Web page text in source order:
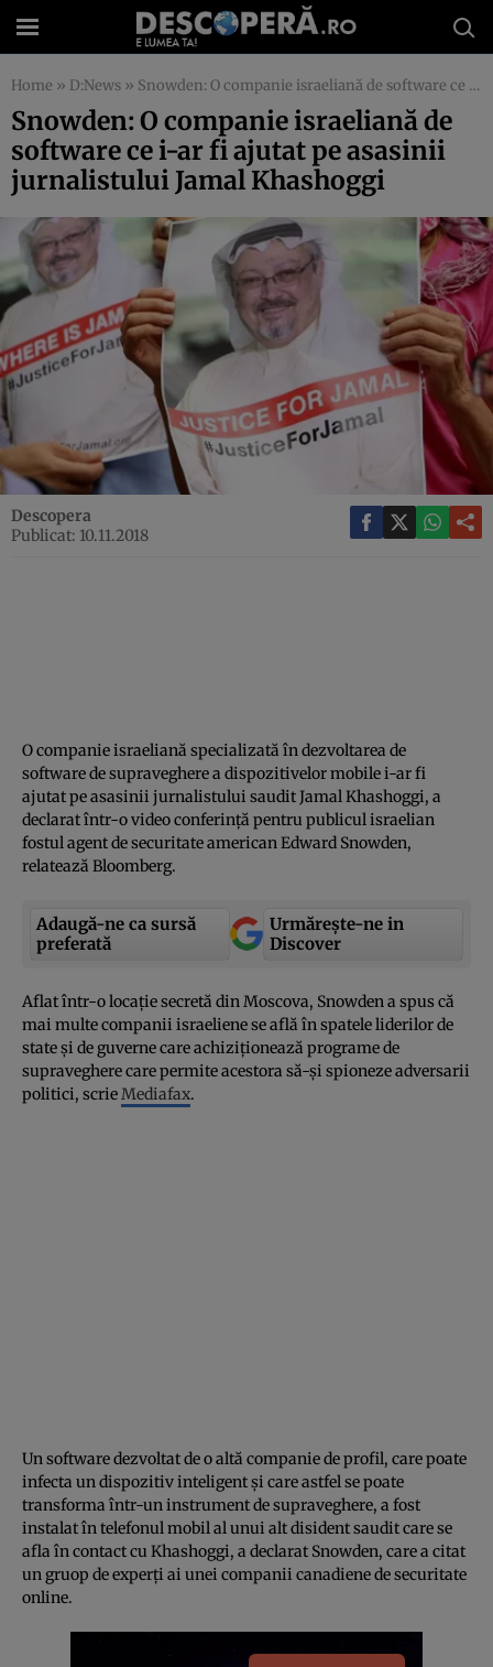
Home » D:News » Snowden: O companie israeliană de software ce i-ar fi ajutat pe asasinii jurnalistului Jamal Khashoggi
Snowden: O companie israeliană de
software ce i-ar fi ajutat pe asasinii
jurnalistului Jamal Khashoggi
Descopera
Publicat: 10.11.2018
O companie israeliană specializată în dezvoltarea de
software de supraveghere a dispozitivelor mobile i-ar fi
ajutat pe asasinii jurnalistului saudit Jamal Khashoggi, a
declarat într-o video conferinţă pentru publicul israelian
fostul agent de securitate american Edward Snowden,
relatează Bloomberg.
Adaugă-ne ca sursă
preferată
Urmărește-ne in
Discover
Aflat într-o locaţie secretă din Moscova, Snowden a spus că
mai multe companii israeliene se află în spatele liderilor de
state şi de guverne care achiziţionează programe de
supraveghere care permite acestora să-şi spioneze adversarii
politici, scrieMediafax.
Un software dezvoltat de o altă companie de profil, care poate
infecta un dispozitiv inteligent şi care astfel se poate
transforma într-un instrument de supraveghere, a fost
instalat în telefonul mobil al unui alt disident saudit care se
afla în contact cu Khashoggi, a declarat Snowden, care a citat
un gruop de experţi ai unei companii canadiene de securitate
online.